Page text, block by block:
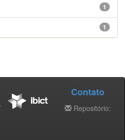
1
1
Contato
Repositório: